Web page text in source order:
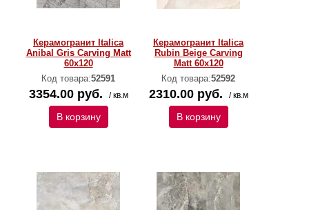
Керамогранит Italica
Anibal Gris Carving Matt
60x120
Код товара:52591
3354.00 руб. / кв.м
В корзину
Керамогранит Italica
Rubin Beige Carving
Matt 60x120
Код товара:52592
2310.00 руб. / кв.м
В корзину